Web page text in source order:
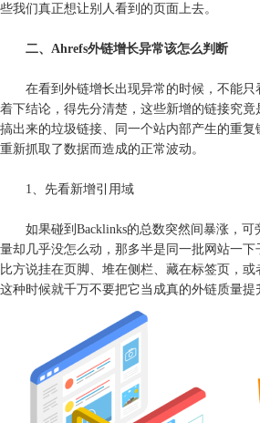
些我们真正想让别人看到的页面上去。
二、Ahrefs外链增长异常该怎么判断
在看到外链增长出现异常的时候，不能只
着下结论，得先分清楚，这些新增的链接究
搞出来的垃圾链接、同一个站内部产生的重复
重新抓取了数据而造成的正常波动。
1、先看新增引用域
如果碰到Backlinks的总数突然间暴涨，可
量却几乎没怎么动，那多半是同一批网站一下
比方说挂在页脚、堆在侧栏、藏在标签页，或
这种时候就千万不要把它当成真的外链质量提